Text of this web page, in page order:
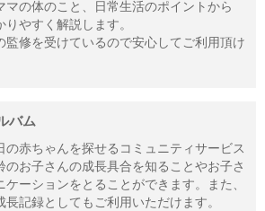
マの体のこと、日常生活のポイントから
やすく解説します。
監修を受けているので安心してご利用頂け
バム
の赤ちゃんを探せるコミュニティサービス
のお子さんの成長具合を知ることやお子さ
ケーションをとることができます。また、
長記録としてもご利用いただけます。